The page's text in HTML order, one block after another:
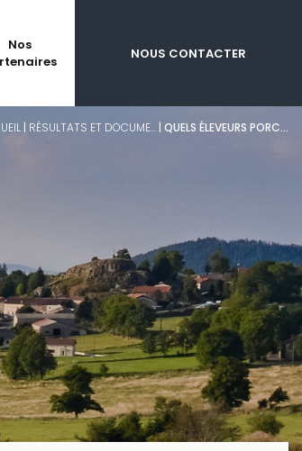
Nos
NOUS CONTACTER
| RÉSULTATS ET DOCUME… | QUELS ÉLEVEURS PORC…